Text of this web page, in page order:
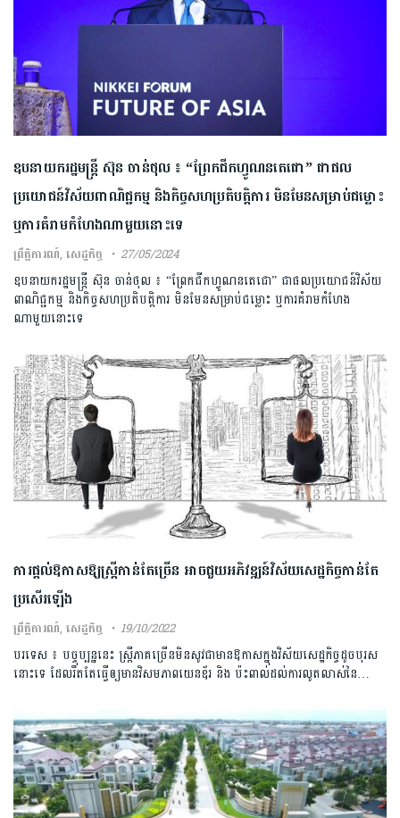
ឧបនាយករដ្ឋមន្រ្តី ស៊ុន ​ចាន់ថុល ៖ “ព្រែកជីកហ្វូណនតេជោ” ជាផល
ប្រយោជន៍វិស័យពាណិជ្ជកម្ម និងកិច្ចសហប្រតិបត្តិការ មិនមែនសម្រាប់ជម្លោះ
ឬការគំរាមកំហែងណាមួយនោះទេ
ព្រឹត្តិការណ៍,សេដ្ឋកិច្ច 27/05/2024
ឧបនាយករដ្ឋមន្រ្តី ស៊ុន ​ចាន់ថុល ៖ “ព្រែកជីកហ្វូណនតេជោ” ជាផលប្រយោជន៍វិស័យ
ពាណិជ្ជកម្ម និងកិច្ចសហប្រតិបត្តិការ មិនមែនសម្រាប់ជម្លោះ ឬការគំរាមកំហែង
ណាមួយនោះទេ
ការផ្តល់ឱកាសឱ្យស្រ្តីកាន់តែច្រើន អាចជួយអភិវឌ្ឍន៍វិស័យសេដ្ឋកិច្ចកាន់តែ
ប្រសើរឡើង
ព្រឹត្តិការណ៍,សេដ្ឋកិច្ច 19/10/2022
បរទេស ៖ បច្ចុប្បន្ននេះ ស្រ្តីភាគច្រើនមិនសូវជាមានឱកាសក្នុងវិស័យសេដ្ឋកិច្ចដូចបុរស
នោះទេ ដែលរឹតតែធ្វើឲ្យមានវិសមភាពយេនឌ័រ និង ប៉ះពាល់ដល់ការលូតលាស់នៃ…